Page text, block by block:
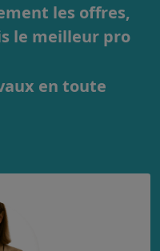
les offres,
le meilleur pro
en toute